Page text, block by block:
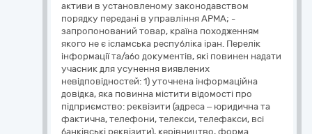
активи в установленому законодавством
порядку передані в управління АРМА; -
запропонований товар, країна походженням
якого не є ісламська республіка іран. Перелік
інформації та/або документів, які повинен надати
учасник для усунення виявлених
невідповідностей: 1) уточнена інформаційна
довідка, яка повинна містити відомості про
підприємство: реквізити (адреса – юридична та
фактична, телефони, телекси, телефакси, всі
банківські реквізити), керівництво, форма